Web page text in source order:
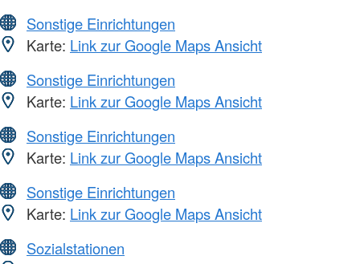
Sonstige Einrichtungen
Karte: Link zur Google Maps Ansicht
Sonstige Einrichtungen
Karte: Link zur Google Maps Ansicht
Sonstige Einrichtungen
Karte: Link zur Google Maps Ansicht
Sonstige Einrichtungen
Karte: Link zur Google Maps Ansicht
Sozialstationen